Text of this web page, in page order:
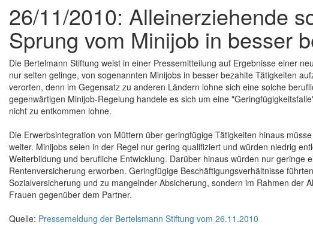
26/11/2010: Alleinerziehende
Sprung vom Minijob in besser
Die Bertelmann Stiftung weist in einer Pressemitteilung auf Ergebnisse einer
nur selten gelinge, von sogenannten Minijobs in besser bezahlte Tätigkeiten
verorten, denn im Gegensatz zu anderen Ländern lohne sich eine solche
gegenwärtigen Minijob-Regelung handele es sich um eine
nicht zu entkommen lohne.
Die Erwerbsintegration von Müttern über geringfügige Tätigkeiten hinaus
weiter. Minijobs seien in der Regel nur gering qualifiziert und würden niedrig
Weiterbildung und berufliche Entwicklung. Darüber hinaus würden nur geringe
Rentenversicherung erworben. Geringfügige Beschäftigungsverhältnisse
Sozialversicherung und zu mangelnder Absicherung, sondern im Rahmen der
Frauen gegenüber dem Partner.
Quelle: Pressemeldung der Bertelsmann Stiftung vom 26.11.2010